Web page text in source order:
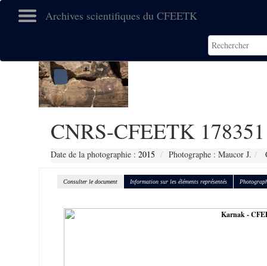
Archives scientifiques du CFEETK
CNRS-CFEETK 178351
Date de la photographie : 2015 Photographe : Maucor J.
Consulter le document Information sur les éléments représentés